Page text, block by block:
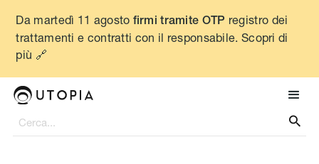
Da martedì 11 agosto firmi tramite OTP registro dei
trattamenti e contratti con il responsabile. Scopri di
più 🔗
